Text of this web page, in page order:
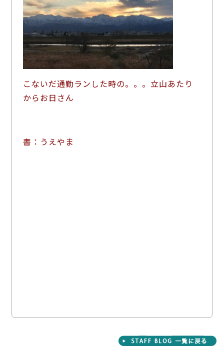
こないだ通勤ランした時の。。。立山あたり
からお日さん
書：うえやま